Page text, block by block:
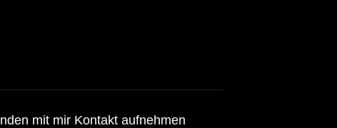
mit mir Kontakt aufnehmen